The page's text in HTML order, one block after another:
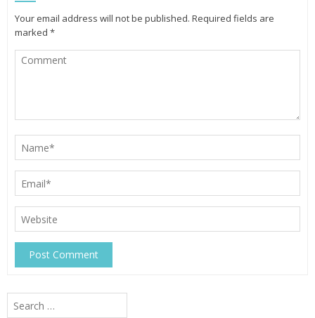
Your email address will not be published. Required fields are
marked *
Search